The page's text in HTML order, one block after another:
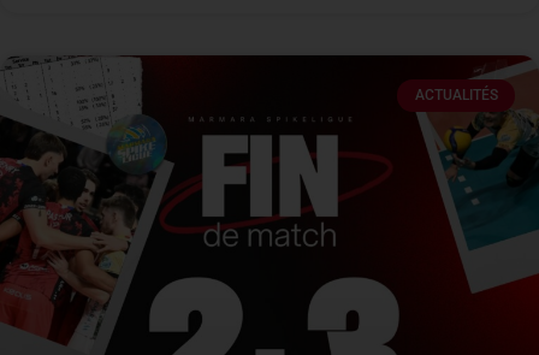
ACTUALITÉS